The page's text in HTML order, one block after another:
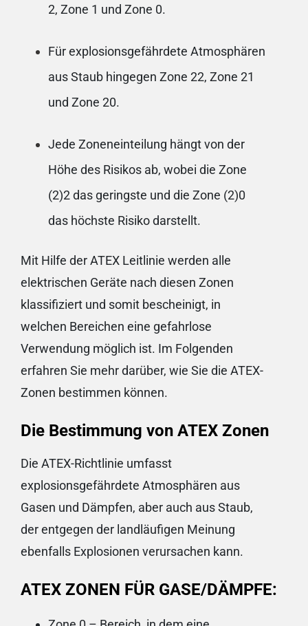
2, Zone 1 und Zone 0.
Für explosionsgefährdete Atmosphären
aus Staub hingegen Zone 22, Zone 21
und Zone 20.
Jede Zoneneinteilung hängt von der
Höhe des Risikos ab, wobei die Zone
(2)2 das geringste und die Zone (2)0
das höchste Risiko darstellt.
Mit Hilfe der ATEX Leitlinie werden alle
elektrischen Geräte nach diesen Zonen
klassifiziert und somit bescheinigt, in
welchen Bereichen eine gefahrlose
Verwendung möglich ist. Im Folgenden
erfahren Sie mehr darüber, wie Sie die ATEX-
Zonen bestimmen können.
Die Bestimmung von ATEX Zonen
Die ATEX-Richtlinie umfasst
explosionsgefährdete Atmosphären aus
Gasen und Dämpfen, aber auch aus Staub,
der entgegen der landläufigen Meinung
ebenfalls Explosionen verursachen kann.
ATEX ZONEN FÜR GASE/DÄMPFE: